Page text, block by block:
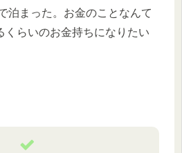
泊まった。お金のことなんて
くらいのお金持ちになりたい